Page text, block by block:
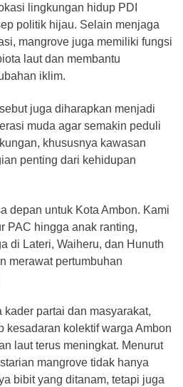
lingkungan hidup PDI
politik hijau. Selain menjaga
mangrove juga memiliki fungsi
laut dan membantu
iklim.
juga diharapkan menjadi
muda agar semakin peduli
khususnya kawasan
penting dari kehidupan
depan untuk Kota Ambon. Kami
PAC hingga anak ranting,
di Lateri, Waiheru, dan Hunuth
merawat pertumbuhan
partai dan masyarakat,
kesadaran kolektif warga Ambon
laut terus meningkat. Menurut
mangrove tidak hanya
bibit yang ditanam, tetapi juga